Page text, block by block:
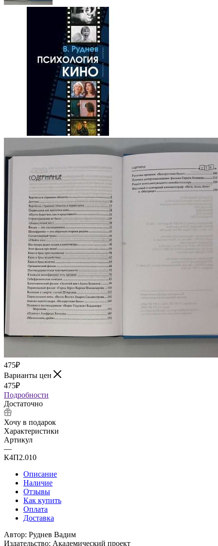
475₽
Варианты цен
475₽
Подробности
Достаточно
Хочу в подарок
Характеристики
Артикул
—
К4П2.010
Описание
Наличие
Отзывы
Как купить
Оплата
Доставка
Автор: Руднев Вадим
Издательство: Академический проект